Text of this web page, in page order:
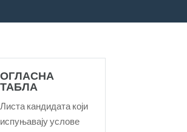
ОГЛАСНА
ТАБЛА
Листа кандидата који
испуњавају услове